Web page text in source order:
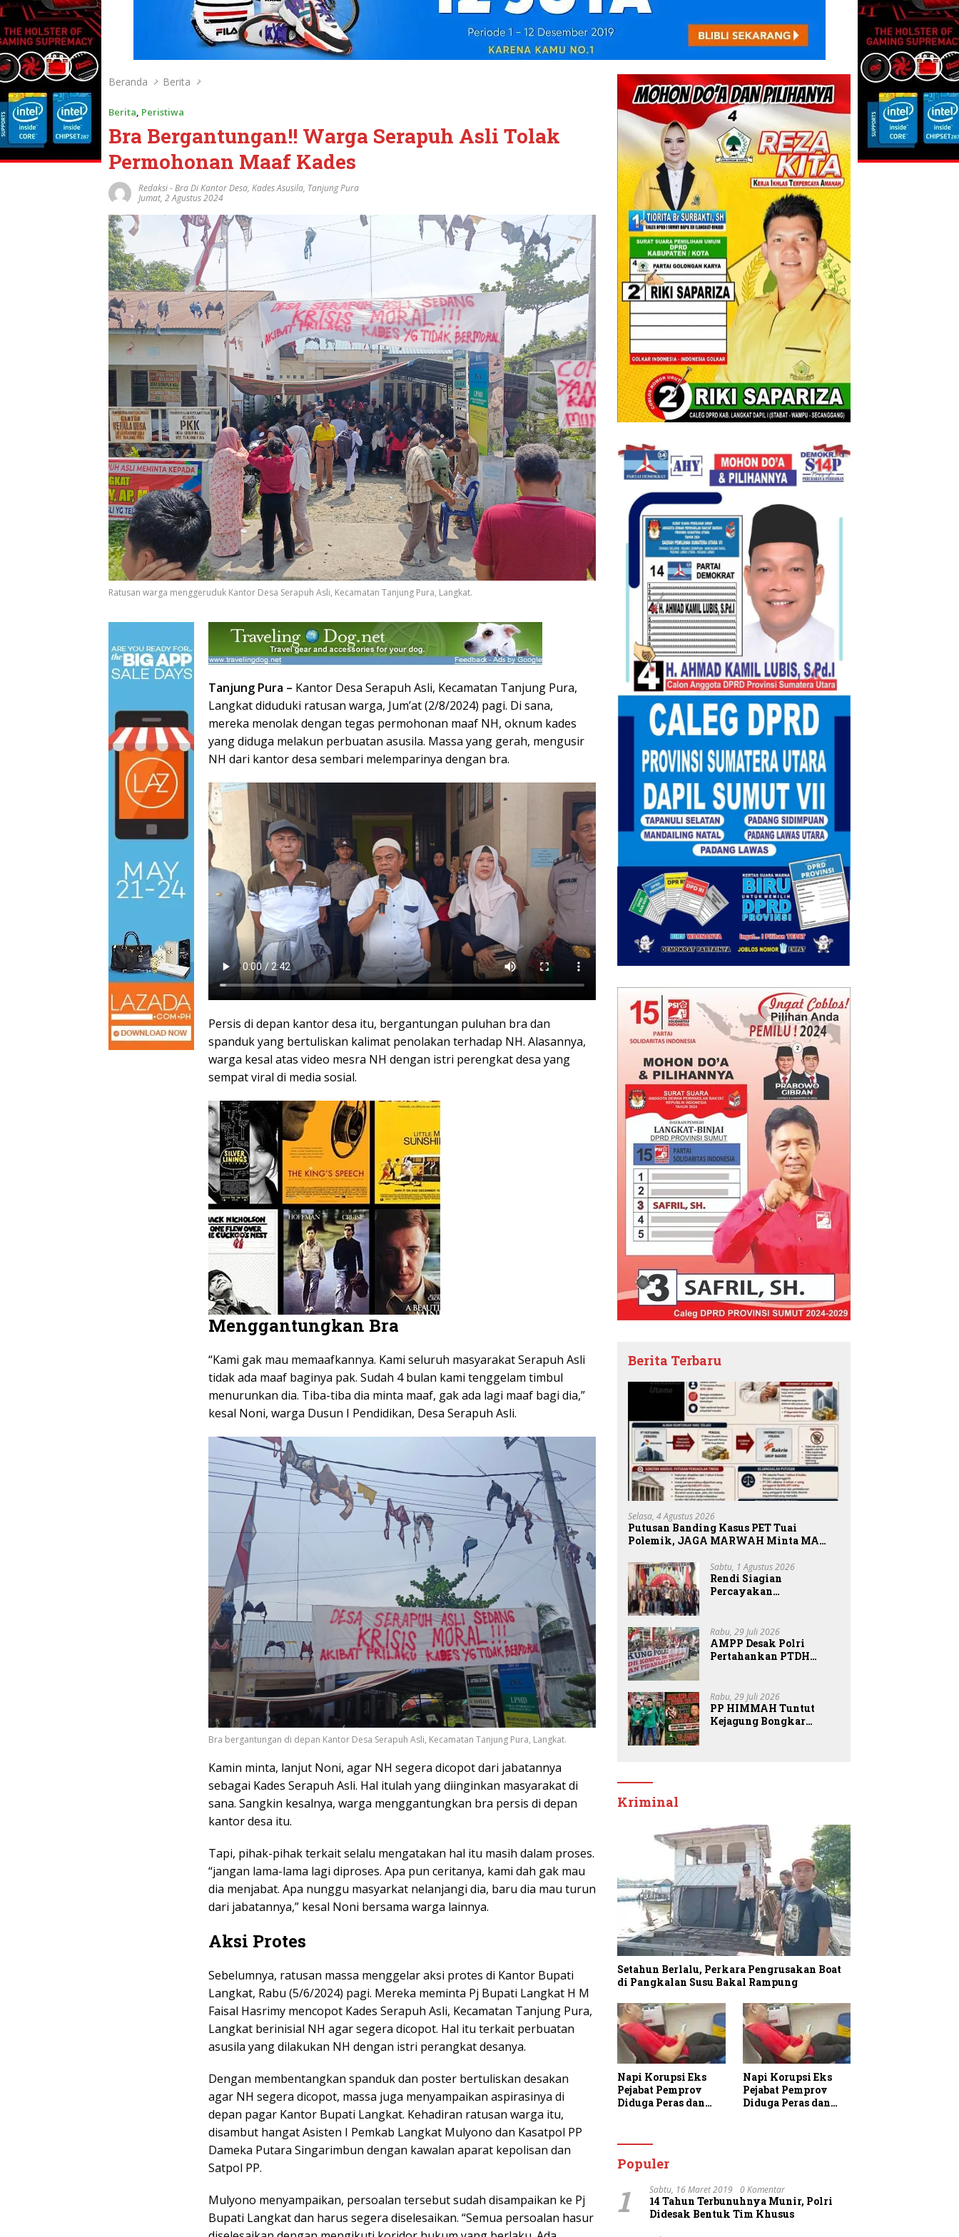
Beranda Berita
Berita, Peristiwa
Bra Bergantungan!! Warga Serapuh Asli Tolak
Permohonan Maaf Kades
Redaksi-Bra Di Kantor Desa, Kades Asusila, Tanjung Pura
Jumat, 2 Agustus 2024
Ratusan warga menggeruduk Kantor Desa Serapuh Asli, Kecamatan Tanjung Pura, Langkat.
Tanjung Pura – Kantor Desa Serapuh Asli, Kecamatan Tanjung Pura,
Langkat diduduki ratusan warga, Jum’at (2/8/2024) pagi. Di sana,
mereka menolak dengan tegas permohonan maaf NH, oknum kades
yang diduga melakun perbuatan asusila. Massa yang gerah, mengusir
NH dari kantor desa sembari melemparinya dengan bra.
Persis di depan kantor desa itu, bergantungan puluhan bra dan
spanduk yang bertuliskan kalimat penolakan terhadap NH. Alasannya,
warga kesal atas video mesra NH dengan istri perengkat desa yang
sempat viral di media sosial.
Menggantungkan Bra
“Kami gak mau memaafkannya. Kami seluruh masyarakat Serapuh Asli
tidak ada maaf baginya pak. Sudah 4 bulan kami tenggelam timbul
menurunkan dia. Tiba-tiba dia minta maaf, gak ada lagi maaf bagi dia,”
kesal Noni, warga Dusun I Pendidikan, Desa Serapuh Asli.
Bra bergantungan di depan Kantor Desa Serapuh Asli, Kecamatan Tanjung Pura, Langkat.
Kamin minta, lanjut Noni, agar NH segera dicopot dari jabatannya
sebagai Kades Serapuh Asli. Hal itulah yang diinginkan masyarakat di
sana. Sangkin kesalnya, warga menggantungkan bra persis di depan
kantor desa itu.
Tapi, pihak-pihak terkait selalu mengatakan hal itu masih dalam proses.
“jangan lama-lama lagi diproses. Apa pun ceritanya, kami dah gak mau
dia menjabat. Apa nunggu masyarkat nelanjangi dia, baru dia mau turun
dari jabatannya,” kesal Noni bersama warga lainnya.
Aksi Protes
Sebelumnya, ratusan massa menggelar aksi protes di Kantor Bupati
Langkat, Rabu (5/6/2024) pagi. Mereka meminta Pj Bupati Langkat H M
Faisal Hasrimy mencopot Kades Serapuh Asli, Kecamatan Tanjung Pura,
Langkat berinisial NH agar segera dicopot. Hal itu terkait perbuatan
asusila yang dilakukan NH dengan istri perangkat desanya.
Dengan membentangkan spanduk dan poster bertuliskan desakan
agar NH segera dicopot, massa juga menyampaikan aspirasinya di
depan pagar Kantor Bupati Langkat. Kehadiran ratusan warga itu,
disambut hangat Asisten I Pemkab Langkat Mulyono dan Kasatpol PP
Dameka Putara Singarimbun dengan kawalan aparat kepolisan dan
Satpol PP.
Mulyono menyampaikan, persoalan tersebut sudah disampaikan ke Pj
Bupati Langkat dan harus segera diselesaikan. “Semua persoalan hasur
Berita Terbaru
Selasa, 4 Agustus 2026
Putusan Banding Kasus PET Tuai
Polemik, JAGA MARWAH Minta MA
Sabtu, 1 Agustus 2026
Rendi Siagian
Percayakan
Kota Medan kepada
Josef Sembiring
Rabu, 29 Juli 2026
AMPP Desak Polri
Pertahankan PTDH
Rabu, 29 Juli 2026
PP HIMMAH Tuntut
Kejagung Bongkar
Kriminal
Setahun Berlalu, Perkara Pengrusakan Boat
di Pangkalan Susu Bakal Rampung
Napi Korupsi Eks
Pejabat Pemprov
Diduga Peras dan
Tanjung Gusta
Napi Korupsi Eks
Pejabat Pemprov
Diduga Peras dan
Populer
1 Sabtu, 16 Maret 2019 0 Komentar
14 Tahun Terbunuhnya Munir, Polri
Didesak Bentuk Tim Khusus